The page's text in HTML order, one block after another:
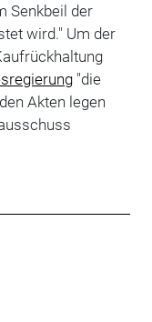
Senkbeil der
wird." Um der
"die
Akten legen